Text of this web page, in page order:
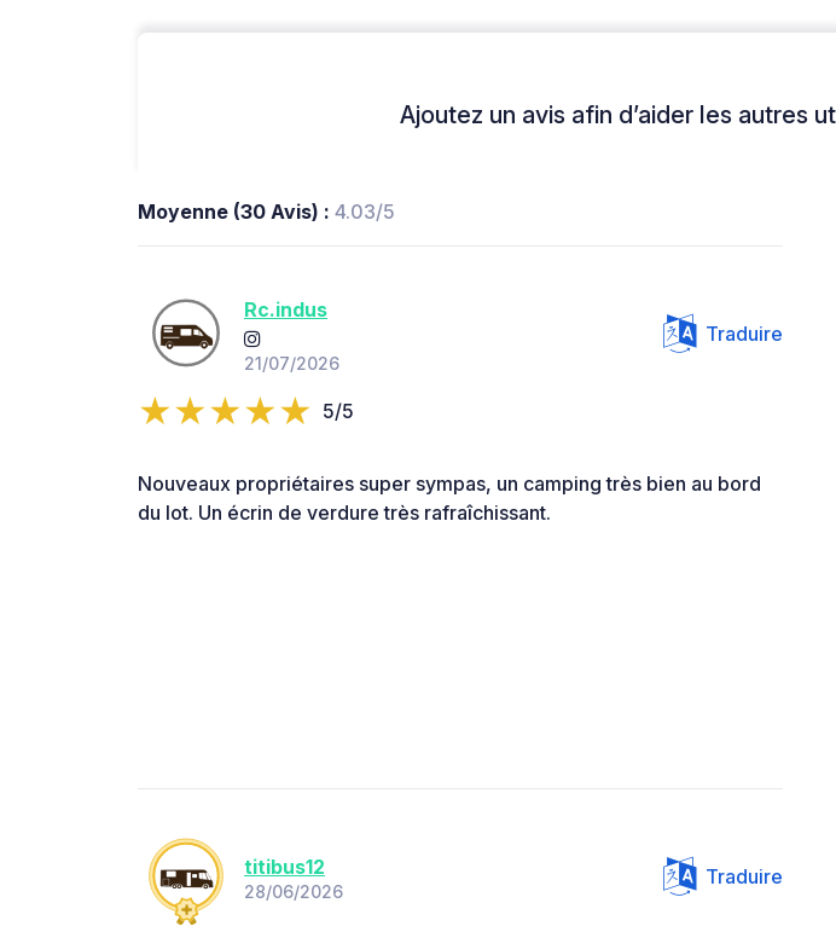
Ajoutez un avis afin d’aider les autres
Moyenne (30 Avis) : 4.03/5
Rc.indus
21/07/2026
Traduire
5/5
Nouveaux propriétaires super sympas, un camping très bien au bord
du lot. Un écrin de verdure très rafraîchissant.
titibus12
28/06/2026
Traduire